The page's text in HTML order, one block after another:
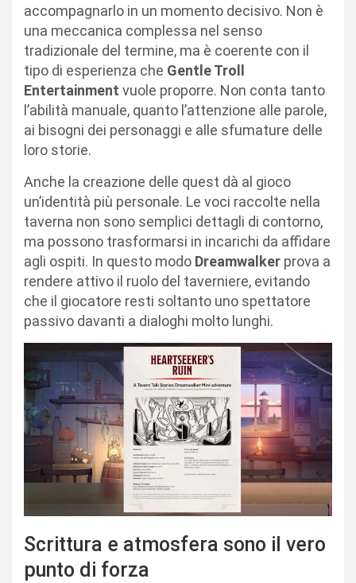
accompagnarlo in un momento decisivo. Non è
una meccanica complessa nel senso
tradizionale del termine, ma è coerente con il
tipo di esperienza che Gentle Troll
Entertainment vuole proporre. Non conta tanto
l’abilità manuale, quanto l’attenzione alle parole,
ai bisogni dei personaggi e alle sfumature delle
loro storie.
Anche la creazione delle quest dà al gioco
un’identità più personale. Le voci raccolte nella
taverna non sono semplici dettagli di contorno,
ma possono trasformarsi in incarichi da affidare
agli ospiti. In questo modo Dreamwalker prova a
rendere attivo il ruolo del taverniere, evitando
che il giocatore resti soltanto uno spettatore
passivo davanti a dialoghi molto lunghi.
Scrittura e atmosfera sono il vero
punto di forza